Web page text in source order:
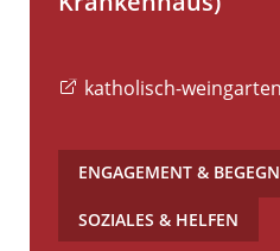
katholisch-
ENGAGEMENT &
SOZIALES & HELFEN